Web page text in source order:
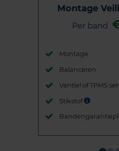
Montage
Per band
Montage
Balanceren
Ventiel of TPMS
Stikstof